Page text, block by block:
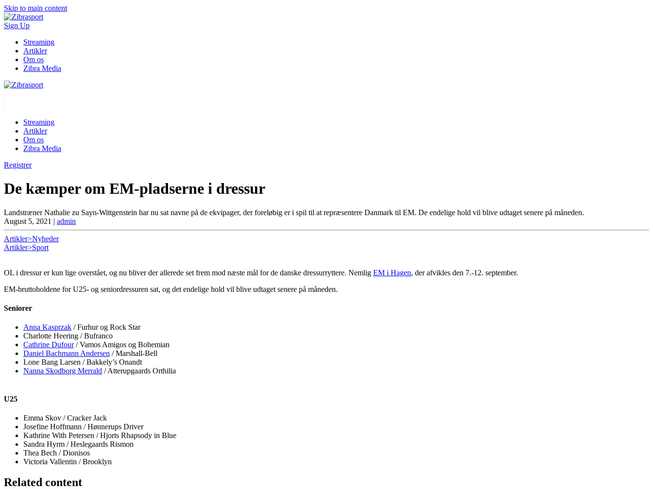
Skip to main content
Sign Up
Streaming
Artikler
Om os
Zibra Media
Streaming
Artikler
Om os
Zibra Media
Registrer
De kæmper om EM-pladserne i dressur
Landstræner Nathalie zu Sayn-Wittgenstein har nu sat navne på de ekvipager, der foreløbig er i spil til at repræsentere Danmark til EM. De endelige hold vil blive udtaget senere på måneden.
August 5, 2021 | admin
Artikler>Nyheder
Artikler>Sport
OL i dressur er kun lige overstået, og nu bliver der allerede set frem mod næste mål for de danske dressurryttere. Nemlig EM i Hagen, der afvikles den 7.-12. september.
EM-bruttoholdene for U25- og seniordressuren sat, og det endelige hold vil blive udtaget senere på måneden.
Seniorer
Anna Kasprzak / Furhur og Rock Star
Charlotte Heering / Bufranco
Cathrine Dufour/ Vamos Amigos og Bohemian
Daniel Bachmann Andersen / Marshall-Bell
Lone Bang Larsen / Bakkely’s Onandt
Nanna Skodborg Merrald / Atterupgaards Orthilia
U25
Emma Skov / Cracker Jack
Josefine Hoffmann / Hønnerups Driver
Kathrine With Petersen / Hjorts Rhapsody in Blue
Sandra Hyrm / Heslegaards Rismon
Thea Bech / Dionisos
Victoria Vallentin / Brooklyn
Related content